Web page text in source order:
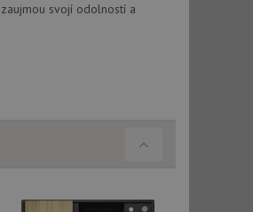
svojí odolností a